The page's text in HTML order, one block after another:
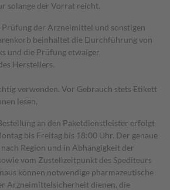
solange der Vorrat reicht.
Prüfung der Arzneimittel und sonstigen
beinhaltet die Durchführung von
und die Prüfung etwaiger
Herstellers.
verwenden. Vor Gebrauch stets Etikett
lesen.
an den Paketdienstleister erfolgt
bis Freitag bis 18:00 Uhr. Der genaue
Region und in Abhängigkeit der
vom Zustellzeitpunkt des Spediteurs
können notwendige pharmazeutische
Arzneimittelsicherheit dienen, die